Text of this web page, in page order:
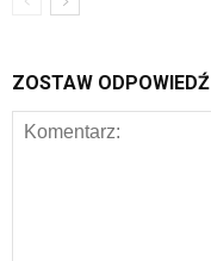
ZOSTAW ODPOWIEDŹ